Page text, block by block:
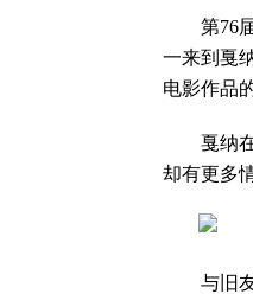
第76届
一来到戛
电影作品
戛纳在
却有更多
与旧友